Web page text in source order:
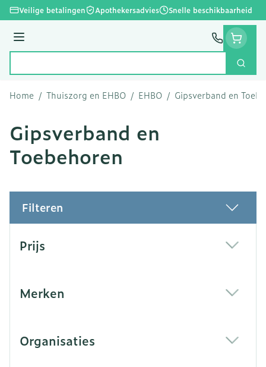
Ga naar de inhoud
Veilige betalingen Apothekersadvies Snelle beschikbaarheid
Menu
Zoek
Home / Thuiszorg en EHBO / EHBO / Gipsverband en
Gipsverband en
Toebehoren
Filteren
Prijs
Merken
Organisaties